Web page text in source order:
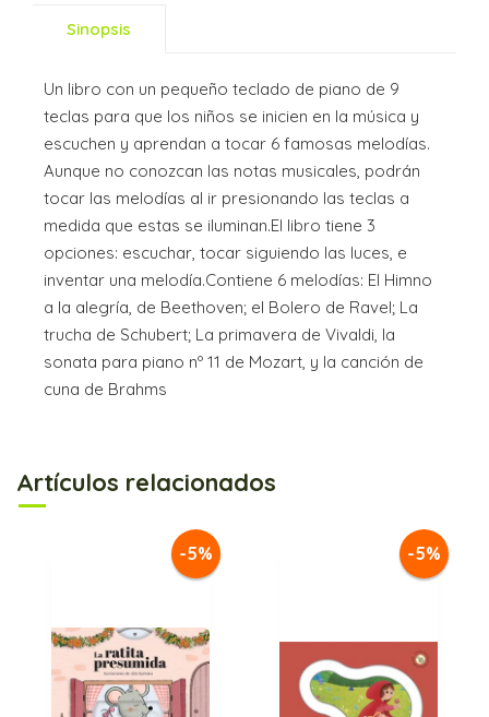
Sinopsis
Un libro con un pequeño teclado de piano de 9
teclas para que los niños se inicien en la música y
escuchen y aprendan a tocar 6 famosas melodías.
Aunque no conozcan las notas musicales, podrán
tocar las melodías al ir presionando las teclas a
medida que estas se iluminan.El libro tiene 3
opciones: escuchar, tocar siguiendo las luces, e
inventar una melodía.Contiene 6 melodías: El Himno
a la alegría, de Beethoven; el Bolero de Ravel; La
trucha de Schubert; La primavera de Vivaldi, la
sonata para piano nº 11 de Mozart, y la canción de
cuna de Brahms
Artículos relacionados
-5% -5%